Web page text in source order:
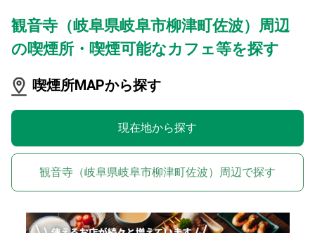
観音寺（岐阜県岐阜市柳津町佐波）周辺
の喫煙所・喫煙可能なカフェ等を探す
喫煙所MAPから探す
現在地から探す
観音寺（岐阜県岐阜市柳津町佐波）周辺で探す